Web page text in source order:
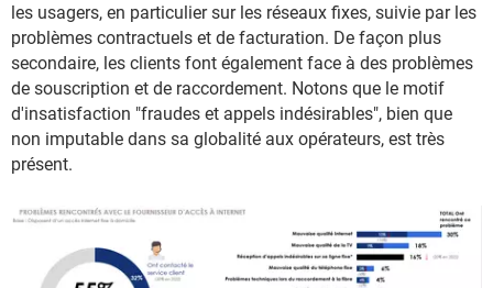
les usagers, en particulier sur les réseaux fixes, suivie par les
problèmes contractuels et de facturation. De façon plus
secondaire, les clients font également face à des problèmes
de souscription et de raccordement. Notons que le motif
d'insatisfaction "fraudes et appels indésirables", bien que
non imputable dans sa globalité aux opérateurs, est très
présent.